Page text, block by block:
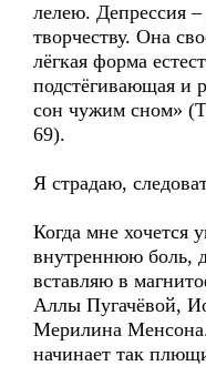
лелею. Депрессия
творчеству. Она
лёгкая форма
подстёгивающая и
сон чужим сном»
69).
Я страдаю,
Когда мне хочется
внутреннюю боль,
вставляю в
Аллы Пугачёвой,
Мерилина
начинает так